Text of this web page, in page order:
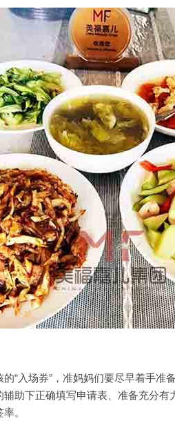
入场券”，准妈妈们要尽早着手准
助下正确填写申请表、准备充分
。